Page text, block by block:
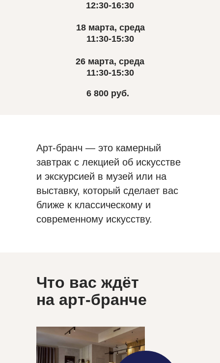
12:30-16:30
18 марта, среда
11:30-15:30
26 марта, среда
11:30-15:30
6 800 руб.
Арт-бранч — это камерный
завтрак с лекцией об искусстве
и экскурсией в музей или на
выставку, который сделает вас
ближе к классическому и
современному искусству.
Что вас ждёт
на арт-бранче